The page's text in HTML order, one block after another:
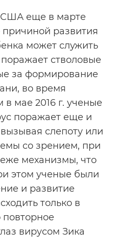
США еще в марте
причиной развития
может служить
стволовые
за формирование
во время
мае 2016 г. ученые
поражает еще и
вызывая слепоту или
со зрением, при
механизмы, что
этом ученые были
и развитие
только в
повторное
вирусом Зика